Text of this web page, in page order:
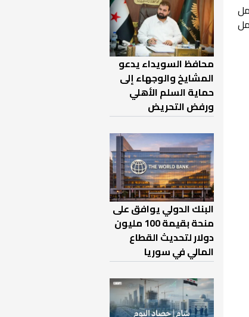
محافظ السويداء يدعو
المشايخ والوجهاء إلى
حماية السلم الأهلي
ورفض التحريض
البنك الدولي يوافق على
منحة بقيمة 100 مليون
دولار لتحديث القطاع
المالي في سوريا